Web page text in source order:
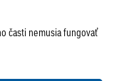
časti nemusia fungovať